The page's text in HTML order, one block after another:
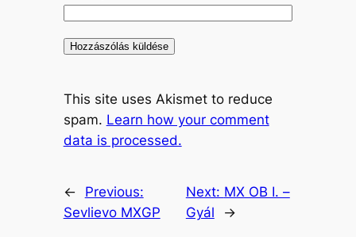
This site uses Akismet to reduce
spam. Learn how your comment
data is processed.
←
Previous:
Sevlievo MXGP
Next: MX OB I. –
Gyál
→